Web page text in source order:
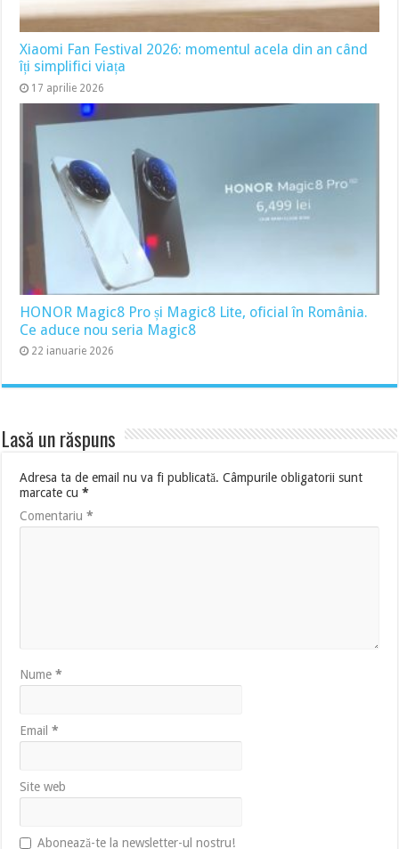
Xiaomi Fan Festival 2026: momentul acela din an când
îți simplifici viața
17 aprilie 2026
HONOR Magic8 Pro și Magic8 Lite, oficial în România.
Ce aduce nou seria Magic8
22 ianuarie 2026
Lasă un răspuns
Adresa ta de email nu va fi publicată. Câmpurile obligatorii sunt
marcate cu*
Comentariu*
Nume*
Email*
Site web
Abonează-te la newsletter-ul nostru!